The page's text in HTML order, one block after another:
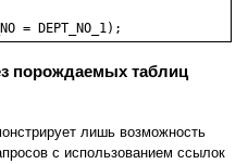
порождаемых таблиц
лишь возможность
с использованием ссылок